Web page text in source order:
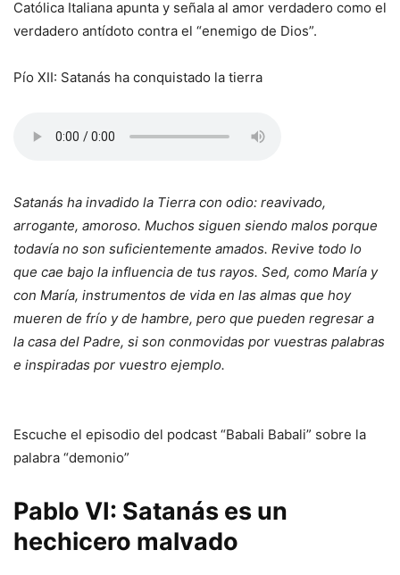
Católica Italiana apunta y señala al amor verdadero como el
verdadero antídoto contra el “enemigo de Dios”.
Pío XII: Satanás ha conquistado la tierra
Satanás ha invadido la Tierra con odio: reavivado,
arrogante, amoroso. Muchos siguen siendo malos porque
todavía no son suficientemente amados. Revive todo lo
que cae bajo la influencia de tus rayos. Sed, como María y
con María, instrumentos de vida en las almas que hoy
mueren de frío y de hambre, pero que pueden regresar a
la casa del Padre, si son conmovidas por vuestras palabras
e inspiradas por vuestro ejemplo.
Escuche el episodio del podcast “Babali Babali” sobre la
palabra “demonio”
Pablo VI: Satanás es un
hechicero malvado